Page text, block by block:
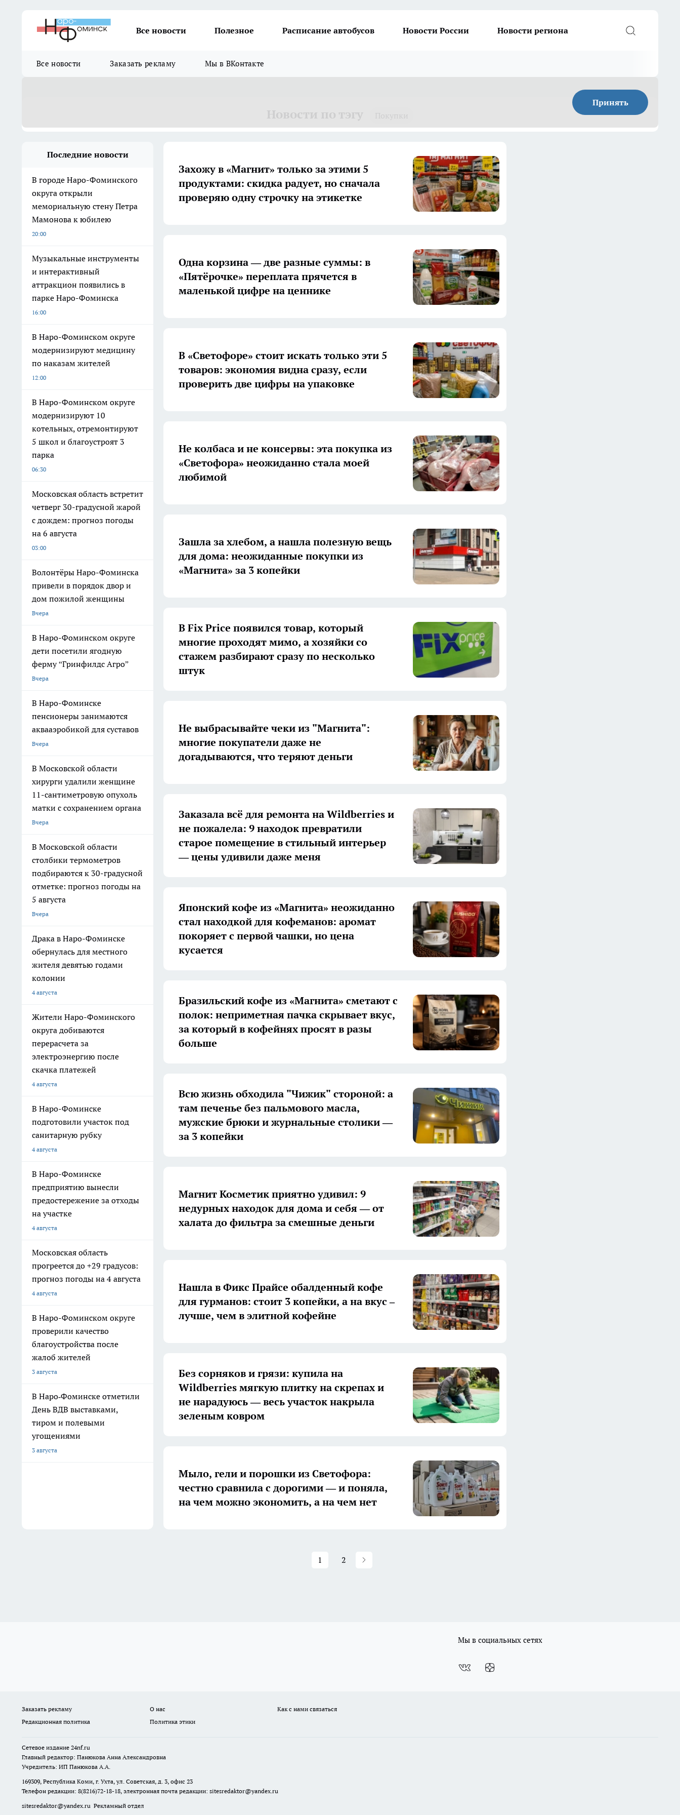
Все новости Полезное Расписание автобусов Новости России Новости региона
Все новости Заказать рекламу Мы в ВКонтакте
Принять
Последние новости
В городе Наро-Фоминского
округа открыли
мемориальную стену Петра
Мамонова к юбилею
20:00
Музыкальные инструменты
и интерактивный
аттракцион появились в
парке Наро-Фоминска
16:00
В Наро-Фоминском округе
модернизируют медицину
по наказам жителей
12:00
В Наро-Фоминском округе
модернизируют 10
котельных, отремонтируют
5 школ и благоустроят 3
парка
06:30
Московская область встретит
четверг 30-градусной жарой
с дождем: прогноз погоды
на 6 августа
03:00
Волонтёры Наро-Фоминска
привели в порядок двор и
дом пожилой женщины
Вчера
В Наро-Фоминском округе
дети посетили ягодную
ферму “Гринфилдс Агро”
Вчера
В Наро-Фоминске
пенсионеры занимаются
аквааэробикой для суставов
Вчера
В Московской области
хирурги удалили женщине
11-сантиметровую опухоль
матки с сохранением органа
Вчера
В Московской области
столбики термометров
подбираются к 30-градусной
отметке: прогноз погоды на
5 августа
Вчера
Драка в Наро-Фоминске
обернулась для местного
жителя девятью годами
колонии
4 августа
Жители Наро-Фоминского
округа добиваются
перерасчета за
электроэнергию после
скачка платежей
4 августа
В Наро-Фоминске
подготовили участок под
санитарную рубку
4 августа
В Наро-Фоминске
предприятию вынесли
предостережение за отходы
на участке
4 августа
Московская область
прогреется до +29 градусов:
прогноз погоды на 4 августа
4 августа
В Наро-Фоминском округе
проверили качество
благоустройства после
жалоб жителей
3 августа
В Наро‑Фоминске отметили
День ВДВ выставками,
тиром и полевыми
угощениями
3 августа
Захожу в «Магнит» только за этими 5
продуктами: скидка радует, но сначала
проверяю одну строчку на этикетке
Одна корзина — две разные суммы: в
«Пятёрочке» переплата прячется в
маленькой цифре на ценнике
В «Светофоре» стоит искать только эти 5
товаров: экономия видна сразу, если
проверить две цифры на упаковке
Не колбаса и не консервы: эта покупка из
«Светофора» неожиданно стала моей
любимой
Зашла за хлебом, а нашла полезную вещь
для дома: неожиданные покупки из
«Магнита» за 3 копейки
В Fix Price появился товар, который
многие проходят мимо, а хозяйки со
стажем разбирают сразу по несколько
штук
Не выбрасывайте чеки из "Магнита":
многие покупатели даже не
догадываются, что теряют деньги
Заказала всё для ремонта на Wildberries и
не пожалела: 9 находок превратили
старое помещение в стильный интерьер
— цены удивили даже меня
Японский кофе из «Магнита» неожиданно
стал находкой для кофеманов: аромат
покоряет с первой чашки, но цена
кусается
Бразильский кофе из «Магнита» сметают с
полок: неприметная пачка скрывает вкус,
за который в кофейнях просят в разы
больше
Всю жизнь обходила "Чижик" стороной: а
там печенье без пальмового масла,
мужские брюки и журнальные столики —
за 3 копейки
Магнит Косметик приятно удивил: 9
недурных находок для дома и себя — от
халата до фильтра за смешные деньги
Нашла в Фикс Прайсе обалденный кофе
для гурманов: стоит 3 копейки, а на вкус –
лучше, чем в элитной кофейне
Без сорняков и грязи: купила на
Wildberries мягкую плитку на скрепах и
не нарадуюсь — весь участок накрыла
зеленым ковром
Мыло, гели и порошки из Светофора:
честно сравнила с дорогими — и поняла,
на чем можно экономить, а на чем нет
1 2
Мы в социальных сетях
Заказать рекламу О нас
Как с нами связаться
Редакционная политика
Политика этики
Сетевое издание 24nf.ru
Главный редактор: Панюкова Анна Александровна
Учредитель: ИП Панюкова А.А.
169309, Республика Коми, г. Ухта, ул. Советская, д. 3, офис 23
Телефон редакции: 8(8216)72-18-18, электронная почта редакции: sitesredaktor@yandex.ru
sitesredaktor@yandex.ru Рекламный отдел